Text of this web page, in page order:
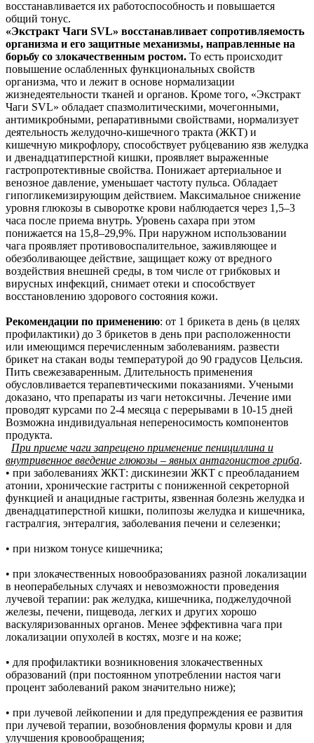
восстанавливается их работоспособность и повышается
общий тонус.
«Экстракт Чаги SVL» восстанавливает сопротивляемость
организма и его защитные механизмы, направленные на
борьбу со злокачественным ростом. То есть происходит
повышение ослабленных функциональных свойств
организма, что и лежит в основе нормализации
жизнедеятельности тканей и органов. Кроме того, «Экстракт
Чаги SVL» обладает спазмолитическими, мочегонными,
антимикробными, репаративными свойствами, нормализует
деятельность желудочно-кишечного тракта (ЖКТ) и
кишечную микрофлору, способствует рубцеванию язв желудка
и двенадцатиперстной кишки, проявляет выраженные
гастропротективные свойства. Понижает артериальное и
венозное давление, уменьшает частоту пульса. Обладает
гипогликемизирующим действием. Максимальное снижение
уровня глюкозы в сыворотке крови наблюдается через 1,5–3
часа после приема внутрь. Уровень сахара при этом
понижается на 15,8–29,9%. При наружном использовании
чага проявляет противовоспалительное, заживляющее и
обезболивающее действие, защищает кожу от вредного
воздействия внешней среды, в том числе от грибковых и
вирусных инфекций, снимает отеки и способствует
восстановлению здорового состояния кожи.
Рекомендации по применению: от 1 брикета в день (в целях
профилактики) до 3 брикетов в день при расположенности
или имеющимся перечисленным заболеваниям. развести
брикет на стакан воды температурой до 90 градусов Цельсия.
Пить свежезаваренным. Длительность применения
обусловливается терапевтическими показаниями. Учеными
доказано, что препараты из чаги нетоксичны. Лечение ими
проводят курсами по 2-4 месяца с перерывами в 10-15 дней
Возможна индивидуальная непереносимость компонентов
продукта.
При приеме чаги запрещено применение пенициллина и
внутривенное введение глюкозы – явных антагонистов гриба.
• при заболеваниях ЖКТ: дискинезии ЖКТ с преобладанием
атонии, хронические гастриты с пониженной секреторной
функцией и анацидные гастриты, язвенная болезнь желудка и
двенадцатиперстной кишки, полипозы желудка и кишечника,
гастралгия, энтералгия, заболевания печени и селезенки;
• при низком тонусе кишечника;
• при злокачественных новообразованиях разной локализации
в неоперабельных случаях и невозможности проведения
лучевой терапии: рак желудка, кишечника, поджелудочной
железы, печени, пищевода, легких и других хорошо
васкуляризованных органов. Менее эффективна чага при
локализации опухолей в костях, мозге и на коже;
• для профилактики возникновения злокачественных
образований (при постоянном употреблении настоя чаги
процент заболеваний раком значительно ниже);
• при лучевой лейкопении и для предупреждения ее развития
при лучевой терапии, возобновления формулы крови и для
улучшения кровообращения;